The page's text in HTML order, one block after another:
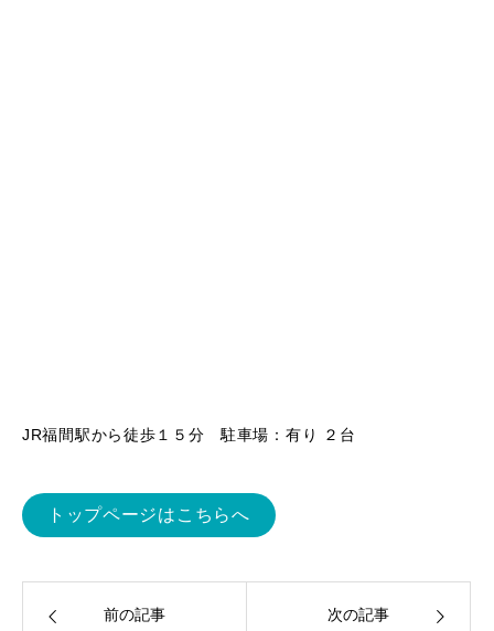
JR福間駅から徒歩１５分 駐車場：有り ２台
トップページはこちらへ
前の記事 次の記事